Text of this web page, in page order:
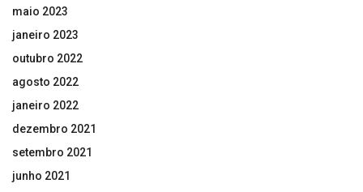
maio 2023
janeiro 2023
outubro 2022
agosto 2022
janeiro 2022
dezembro 2021
setembro 2021
junho 2021